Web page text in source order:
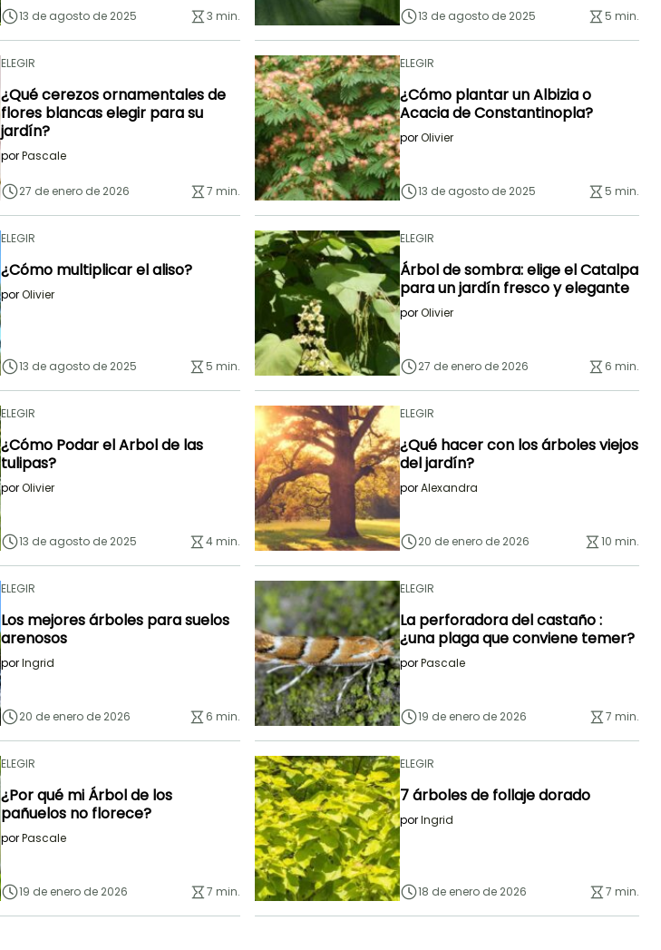
13 de agosto de 2025 3 min. 13 de agosto de 2025 5 min.
ELEGIR
¿Qué cerezos ornamentales de
flores blancas elegir para su
jardín?
porPascale
27 de enero de 2026 7 min.
ELEGIR
¿Cómo plantar un Albizia o
Acacia de Constantinopla?
porOlivier
13 de agosto de 2025 5 min.
ELEGIR
¿Cómo multiplicar el aliso?
porOlivier
13 de agosto de 2025 5 min.
ELEGIR
Árbol de sombra: elige el Catalpa
para un jardín fresco y elegante
porOlivier
27 de enero de 2026 6 min.
ELEGIR
¿Cómo Podar el Arbol de las
tulipas?
porOlivier
13 de agosto de 2025 4 min.
ELEGIR
¿Qué hacer con los árboles viejos
del jardín?
porAlexandra
20 de enero de 2026 10 min.
ELEGIR
Los mejores árboles para suelos
arenosos
porIngrid
20 de enero de 2026 6 min.
ELEGIR
La perforadora del castaño :
¿una plaga que conviene temer?
porPascale
19 de enero de 2026 7 min.
ELEGIR
¿Por qué mi Árbol de los
pañuelos no florece?
porPascale
19 de enero de 2026 7 min.
ELEGIR
7 árboles de follaje dorado
porIngrid
18 de enero de 2026 7 min.